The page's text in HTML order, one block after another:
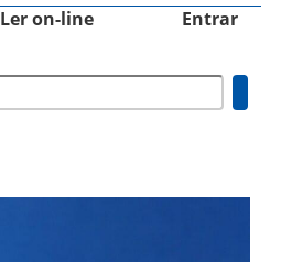
Ler on-line Entrar